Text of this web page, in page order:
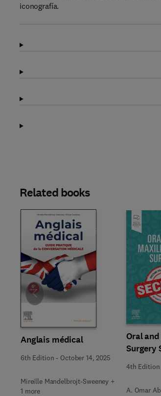
iconografía.
Related books
Anglais médical
6th Edition - October 14, 2025
Mireille Mandelbrojt-Sweeney +
1 more
Oral
Surgery
4th Edition
A. Omar
Slide